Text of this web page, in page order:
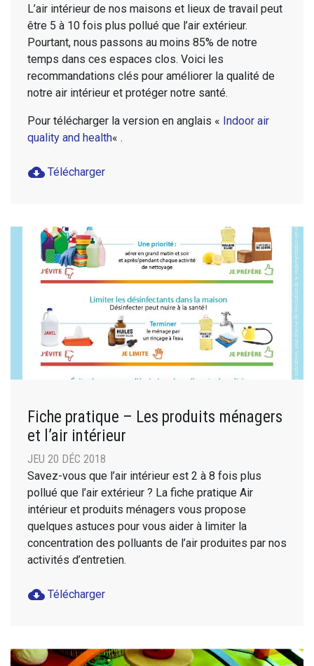
L’air intérieur de nos maisons et lieux de travail peut
être 5 à 10 fois plus pollué que l’air extérieur.
Pourtant, nous passons au moins 85% de notre
temps dans ces espaces clos. Voici les
recommandations clés pour améliorer la qualité de
notre air intérieur et protéger notre santé.
Pour télécharger la version en anglais « Indoor air
quality and health« .
cloud_download Télécharger
Fiche pratique – Les produits ménagers
et l’air intérieur
JEU 20 DÉC 2018
Savez-vous que l’air intérieur est 2 à 8 fois plus
pollué que l’air extérieur ? La fiche pratique Air
intérieur et produits ménagers vous propose
quelques astuces pour vous aider à limiter la
concentration des polluants de l’air produites par nos
activités d’entretien.
cloud_download Télécharger